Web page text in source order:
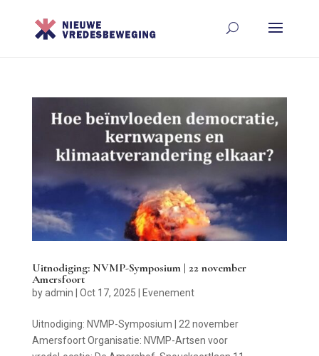
Uitnodiging: NVMP-Symposium | 22 november
Amersfoort
byadmin | Oct 17, 2025 | Evenement
Uitnodiging: NVMP-Symposium | 22 november
Amersfoort Organisatie: NVMP-Artsen voor